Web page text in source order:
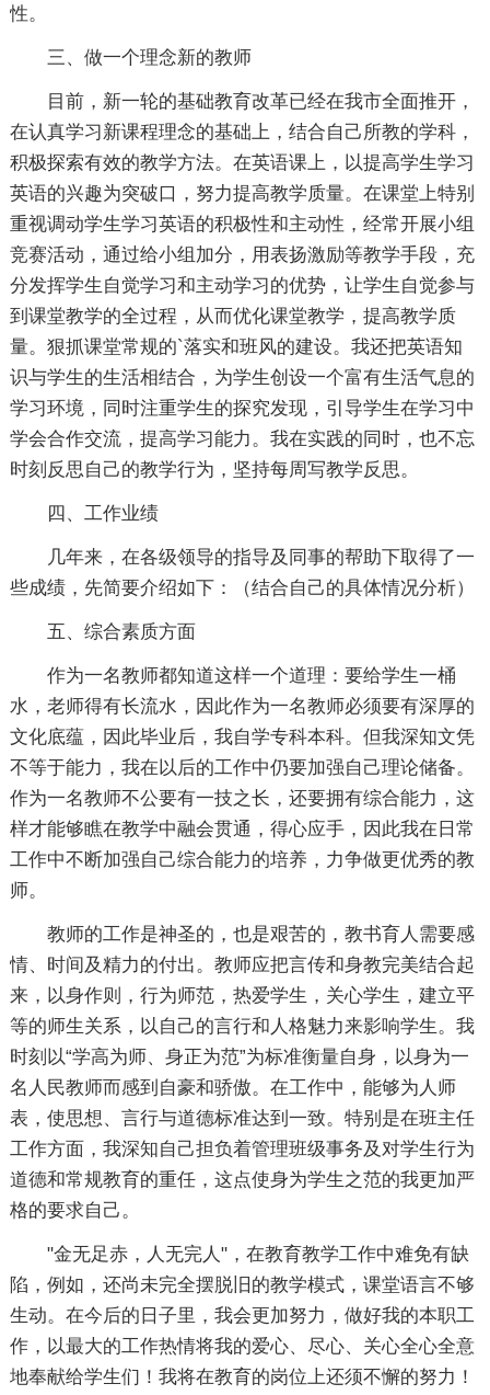
性。
三、做一个理念新的教师
目前，新一轮的基础教育改革已经在我市全面推开，
在认真学习新课程理念的基础上，结合自己所教的学科，
积极探索有效的教学方法。在英语课上，以提高学生学习
英语的兴趣为突破口，努力提高教学质量。在课堂上特别
重视调动学生学习英语的积极性和主动性，经常开展小组
竞赛活动，通过给小组加分，用表扬激励等教学手段，充
分发挥学生自觉学习和主动学习的优势，让学生自觉参与
到课堂教学的全过程，从而优化课堂教学，提高教学质
量。狠抓课堂常规的`落实和班风的建设。我还把英语知
识与学生的生活相结合，为学生创设一个富有生活气息的
学习环境，同时注重学生的探究发现，引导学生在学习中
学会合作交流，提高学习能力。我在实践的同时，也不忘
时刻反思自己的教学行为，坚持每周写教学反思。
四、工作业绩
几年来，在各级领导的指导及同事的帮助下取得了一
些成绩，先简要介绍如下：（结合自己的具体情况分析）
五、综合素质方面
作为一名教师都知道这样一个道理：要给学生一桶
水，老师得有长流水，因此作为一名教师必须要有深厚的
文化底蕴，因此毕业后，我自学专科本科。但我深知文凭
不等于能力，我在以后的工作中仍要加强自己理论储备。
作为一名教师不公要有一技之长，还要拥有综合能力，这
样才能够瞧在教学中融会贯通，得心应手，因此我在日常
工作中不断加强自己综合能力的培养，力争做更优秀的教
师。
教师的工作是神圣的，也是艰苦的，教书育人需要感
情、时间及精力的付出。教师应把言传和身教完美结合起
来，以身作则，行为师范，热爱学生，关心学生，建立平
等的师生关系，以自己的言行和人格魅力来影响学生。我
时刻以“学高为师、身正为范”为标准衡量自身，以身为一
名人民教师而感到自豪和骄傲。在工作中，能够为人师
表，使思想、言行与道德标准达到一致。特别是在班主任
工作方面，我深知自己担负着管理班级事务及对学生行为
道德和常规教育的重任，这点使身为学生之范的我更加严
格的要求自己。
"金无足赤，人无完人"，在教育教学工作中难免有缺
陷，例如，还尚未完全摆脱旧的教学模式，课堂语言不够
生动。在今后的日子里，我会更加努力，做好我的本职工
作，以最大的工作热情将我的爱心、尽心、关心全心全意
地奉献给学生们！我将在教育的岗位上还须不懈的努力！